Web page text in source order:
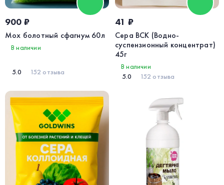
900 ₽
Мох болотный сфагнум 60л
В наличии
5.0 152 отзыва
41 ₽
Сера ВСК (Водно-
суспензионный концентрат)
45г
В наличии
5.0
152 отзыва